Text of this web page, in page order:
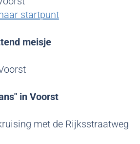
startpunt
meisje
in Voorst
met de Rijksstraatweg